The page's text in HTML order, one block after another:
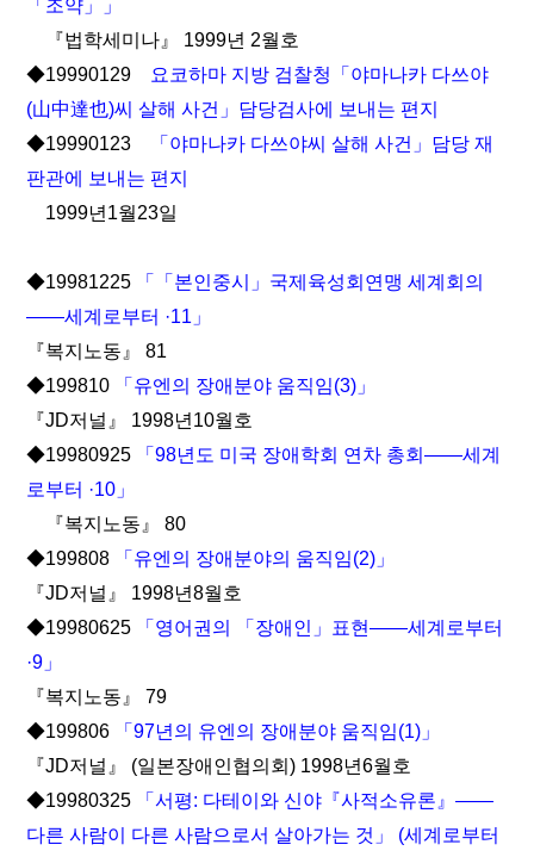
「조약」」
『법학세미나』 1999년 2월호
◆19990129 요코하마 지방 검찰청「야마나카 다쓰야
(山中達也)씨 살해 사건」담당검사에 보내는 편지
◆19990123
「야마나카 다쓰야씨 살해 사건」담당 재
판관에 보내는 편지
1999년1월23일
◆19981225
「「본인중시」국제육성회연맹 세계회의
――세계로부터 ·11」
『복지노동』 81
◆199810
「유엔의 장애분야 움직임(3)」
『JD저널』 1998년10월호
◆19980925
「98년도 미국 장애학회 연차 총회――세계
로부터 ·10」
『복지노동』 80
◆199808
「유엔의 장애분야의 움직임(2)」
『JD저널』 1998년8월호
◆19980625
「영어권의 「장애인」표현――세계로부터
·9」
『복지노동』 79
◆199806
「97년의 유엔의 장애분야 움직임(1)」
『JD저널』 (일본장애인협의회) 1998년6월호
◆19980325
「서평: 다테이와 신야『사적소유론』――
다른 사람이 다른 사람으로서 살아가는 것」 (세계로부터